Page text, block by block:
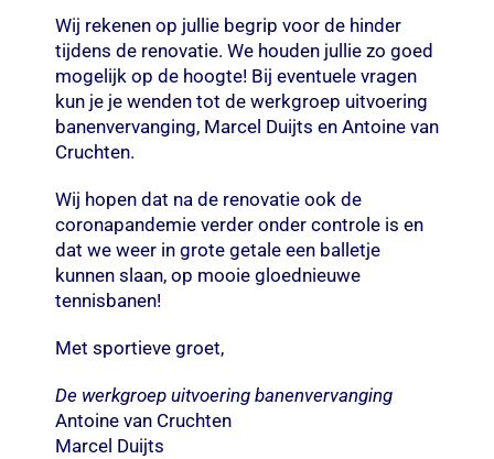
Wij rekenen op jullie begrip voor de hinder
tijdens de renovatie. We houden jullie zo goed
mogelijk op de hoogte! Bij eventuele vragen
kun je je wenden tot de werkgroep uitvoering
banenvervanging, Marcel Duijts en Antoine van
Cruchten.
Wij hopen dat na de renovatie ook de
coronapandemie verder onder controle is en
dat we weer in grote getale een balletje
kunnen slaan, op mooie gloednieuwe
tennisbanen!
Met sportieve groet,
De werkgroep uitvoering banenvervanging
Antoine van Cruchten
Marcel Duijts